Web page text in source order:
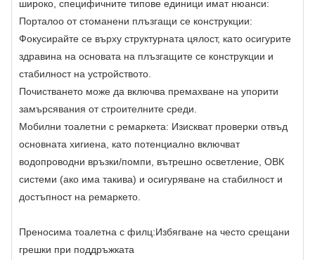
широко, специфичните типове единици имат нюанси:
Порталоо от стоманени плъзгащи се конструкции:
Фокусирайте се върху структурната цялост, като осигурите
здравина на основата на плъзгащите се конструкции и
стабилност на устройството.
Почистването може да включва премахване на упорити
замърсявания от строителните среди.
Мобилни тоалетни с ремаркета: Изискват проверки отвъд
основната хигиена, като потенциално включват
водопроводни връзки/помпи, вътрешно осветление, ОВК
системи (ако има такива) и осигуряване на стабилност и
достъпност на ремаркето.
Преносима тоалетна с филц:Избягване на често срещани
грешки при поддръжката